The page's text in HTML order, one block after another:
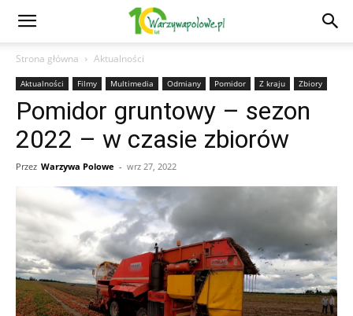
Strona główna Aktualności
Aktualności Filmy Multimedia Odmiany Pomidor Z kraju Zbiory
Pomidor gruntowy – sezon
2022 – w czasie zbiorów
Przez Warzywa Polowe - wrz 27, 2022